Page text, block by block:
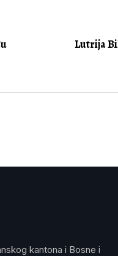
Lutrija
kantona i Bosne i